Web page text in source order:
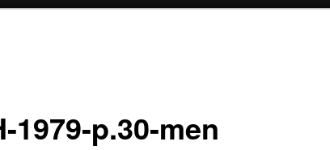
1979-p.30-men